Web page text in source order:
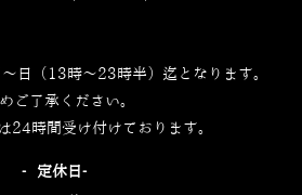
日（13時～23時半）迄となります。
ご了承ください。
24時間受け付けております。
‐定休日‐